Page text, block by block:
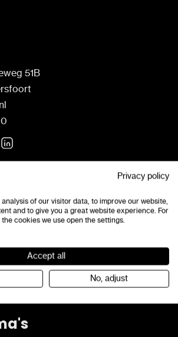
51B
rechtstreeks contact met
op
Privacy policy
of our visitor data, to improve our website,
and to give you a great website experience. For
cookies we use open the settings.
Accept all
No, adjust